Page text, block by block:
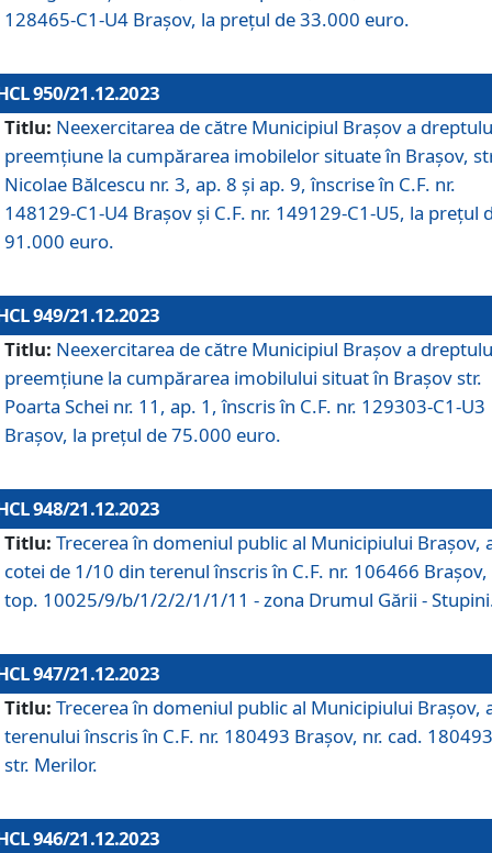
128465-C1-U4 Brașov, la prețul de 33.000 euro.
950/21.12.2023
Titlu: Neexercitarea de către Municipiul Brașov a
preemțiune la cumpărarea imobilelor situate în Brașov,
Nicolae Bălcescu nr. 3, ap. 8 și ap. 9, înscrise în C.F. nr.
148129-C1-U4 Brașov și C.F. nr. 149129-C1-U5, la prețul
91.000 euro.
949/21.12.2023
Titlu: Neexercitarea de către Municipiul Brașov a
preemțiune la cumpărarea imobilului situat în Brașov str.
Poarta Schei nr. 11, ap. 1, înscris în C.F. nr. 129303-C1-U3
Brașov, la prețul de 75.000 euro.
948/21.12.2023
Titlu: Trecerea în domeniul public al Municipiului Braşov,
cotei de 1/10 din terenul înscris în C.F. nr. 106466 Brașov,
top. 10025/9/b/1/2/2/1/1/11 - zona Drumul Gării -
947/21.12.2023
Titlu: Trecerea în domeniul public al Municipiului Braşov,
terenului înscris în C.F. nr. 180493 Brașov, nr. cad.
str. Merilor.
946/21.12.2023